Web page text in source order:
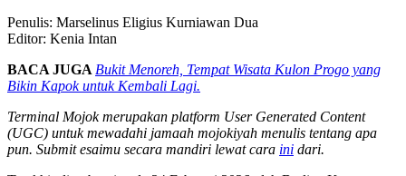
Penulis: Marselinus Eligius Kurniawan Dua
Editor: Kenia Intan
BACA JUGA Bukit Menoreh, Tempat Wisata Kulon Progo yang
Bikin Kapok untuk Kembali Lagi.
Terminal Mojok merupakan platform User Generated Content
(UGC) untuk mewadahi jamaah mojokiyah menulis tentang apa
pun. Submit esaimu secara mandiri lewat cara ini dari.